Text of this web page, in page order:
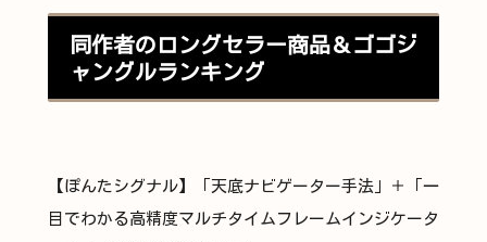
同作者のロングセラー商品＆ゴゴジ
ャングルランキング
【ぽんたシグナル】「天底ナビゲーター手法」＋「一
目でわかる高精度マルチタイムフレームインジケータ